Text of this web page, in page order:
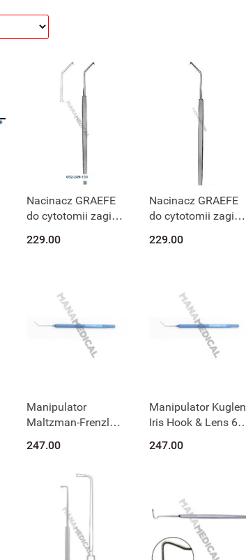
Nacinacz GRAEFE
do cytotomii zagięty
130
229.00
Nacinacz GRAEFE
do cytotomii zagięty
229.00
Manipulator
Maltzman-Frenzl
247.00
Manipulator Kuglen
Iris Hook & Lens 6-
247.00